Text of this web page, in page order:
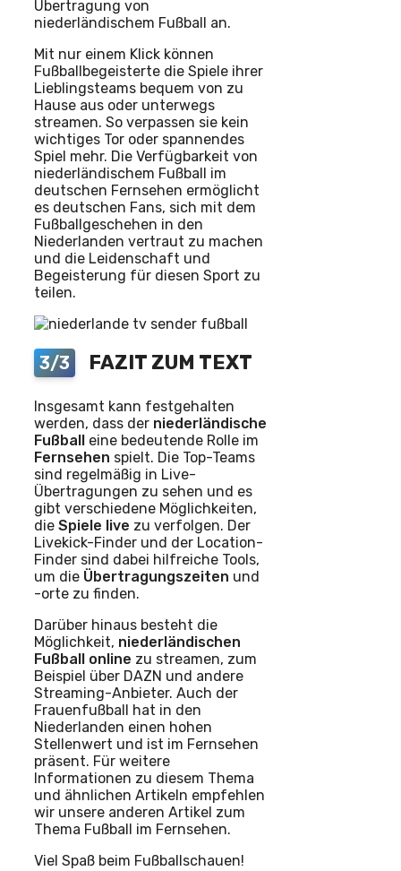
Übertragung von
niederländischem Fußball an.
Mit nur einem Klick können
Fußballbegeisterte die Spiele ihrer
Lieblingsteams bequem von zu
Hause aus oder unterwegs
streamen. So verpassen sie kein
wichtiges Tor oder spannendes
Spiel mehr. Die Verfügbarkeit von
niederländischem Fußball im
deutschen Fernsehen ermöglicht
es deutschen Fans, sich mit dem
Fußballgeschehen in den
Niederlanden vertraut zu machen
und die Leidenschaft und
Begeisterung für diesen Sport zu
teilen.
3/3 FAZIT ZUM TEXT
Insgesamt kann festgehalten
werden, dass der niederländische
Fußball eine bedeutende Rolle im
Fernsehen spielt. Die Top-Teams
sind regelmäßig in Live-
Übertragungen zu sehen und es
gibt verschiedene Möglichkeiten,
die Spiele live zu verfolgen. Der
Livekick-Finder und der Location-
Finder sind dabei hilfreiche Tools,
um die Übertragungszeiten und
-orte zu finden.
Darüber hinaus besteht die
Möglichkeit, niederländischen
Fußball online zu streamen, zum
Beispiel über DAZN und andere
Streaming-Anbieter. Auch der
Frauenfußball hat in den
Niederlanden einen hohen
Stellenwert und ist im Fernsehen
präsent. Für weitere
Informationen zu diesem Thema
und ähnlichen Artikeln empfehlen
wir unsere anderen Artikel zum
Thema Fußball im Fernsehen.
Viel Spaß beim Fußballschauen!